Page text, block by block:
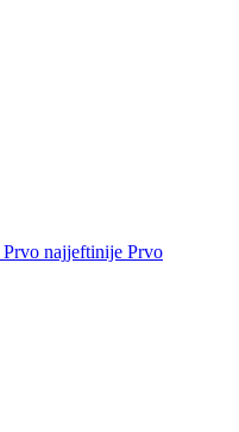
Prvo najjeftinije Prvo